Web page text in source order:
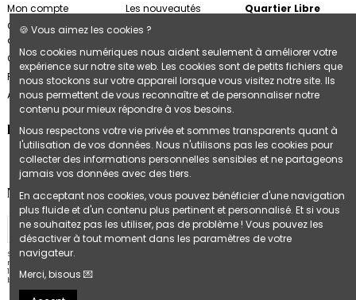
Mon compte
Conditions
d'utilisation
Contactez-nous
Plan du site
Accès B2B
Les nouveautés
Blocs & Plannings
Quartier Libre
Cartes & Affiches
Quartier Libre
Quartier Libre
31000 Toulouse
France
+33 9 74 97 02 06
Follow us
Newsletter
Stay in touch 💌 Inscrivez-vous à notre
newsletter et recevez un bon de réduction de
10% sur votre prochaine commande. De rien,
bisous 🫶
🍪 Vous aimez les cookies ?
Nos cookies numériques nous aident seulement à améliorer votre
expérience sur notre site web. Les cookies sont de petits fichiers que
nous stockons sur votre appareil lorsque vous visitez notre site. Ils
nous permettent de vous reconnaître et de personnaliser notre
contenu pour mieux répondre à vos besoins.
Nous respectons votre vie privée et sommes transparents quant à
l'utilisation de vos données. Nous n'utilisons pas les cookies pour
collecter des informations personnelles sensibles et ne partageons
jamais vos données avec des tiers.
En acceptant nos cookies, vous pouvez bénéficier d'une navigation
plus fluide et d'un contenu plus pertinent et personnalisé. Et si vous
ne souhaitez pas les utiliser, pas de problème ! Vous pouvez les
désactiver à tout moment dans les paramètres de votre
navigateur.
Merci, bisous 💌